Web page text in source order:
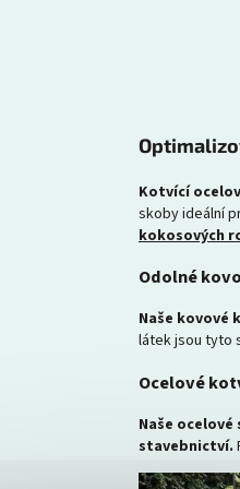
Kotvící
skoby ideální
kokosových
Odolné
Naše kovové
látek jsou tyto
Ocelové
Naše
stavebnictví.